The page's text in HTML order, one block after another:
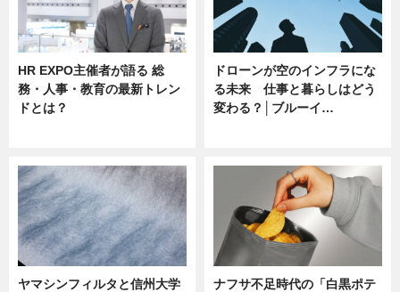
HR EXPO主催者が語る 総
務・人事・教育の最新トレン
ドとは？
ドローンが空のインフラにな
る未来 仕事と暮らしはどう
変わる？│ブルーイ…
ヤマシンフィルタと信州大学
ナフサ不足時代の「白黒ポテ